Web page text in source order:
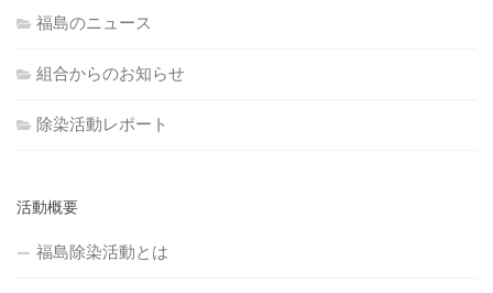
福島のニュース
組合からのお知らせ
除染活動レポート
活動概要
福島除染活動とは